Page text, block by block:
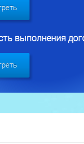
выполнения